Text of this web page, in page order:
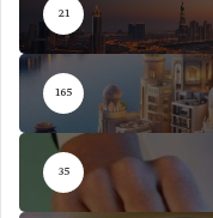
21
165
35